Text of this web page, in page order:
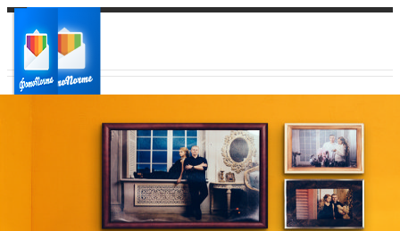
Ваш регион доставки
Выберите из списка: